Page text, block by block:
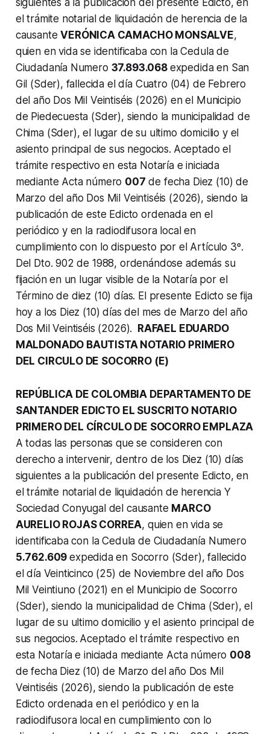
el trámite notarial de liquidación de herencia de la
causanteVERÓNICA CAMACHO MONSALVE,
quien en vida se identificaba con la Cedula de
Ciudadanía Numero 37.893.068 expedida en San
Gil (Sder), fallecida el día Cuatro (04) de Febrero
del año Dos Mil Veintiséis (2026) en el Municipio
de Piedecuesta (Sder), siendo la municipalidad de
Chima (Sder), el lugar de su ultimo domicilio y el
asiento principal de sus negocios. Aceptado el
trámite respectivo en esta Notaría e iniciada
mediante Acta número 007 de fecha Diez (10) de
Marzo del año Dos Mil Veintiséis (2026), siendo la
publicación de este Edicto ordenada en el
periódico y en la radiodifusora local en
cumplimiento con lo dispuesto por el Artículo 3º.
Del Dto. 902 de 1988, ordenándose además su
fijación en un lugar visible de la Notaría por el
Término de diez (10) días. El presente Edicto se fija
hoy a los Diez (10) días del mes de Marzo del año
Dos Mil Veintiséis (2026). RAFAEL EDUARDO
MALDONADO BAUTISTA NOTARIO PRIMERO
DEL CIRCULO DE SOCORRO (E)
REPÚBLICA DE COLOMBIA DEPARTAMENTO DE
SANTANDER EDICTO EL SUSCRITO NOTARIO
PRIMERO DEL CÍRCULO DE SOCORRO EMPLAZA
A todas las personas que se consideren con
derecho a intervenir, dentro de los Diez (10) días
siguientes a la publicación del presente Edicto, en
el trámite notarial de liquidación de herencia Y
Sociedad Conyugal del causante MARCO
AURELIO ROJAS CORREA, quien en vida se
identificaba con la Cedula de Ciudadanía Numero
5.762.609expedida en Socorro (Sder), fallecido
el día Veinticinco (25) de Noviembre del año Dos
Mil Veintiuno (2021) en el Municipio de Socorro
(Sder), siendo la municipalidad de Chima (Sder), el
lugar de su ultimo domicilio y el asiento principal de
sus negocios. Aceptado el trámite respectivo en
esta Notaría e iniciada mediante Acta número 008
de fecha Diez (10) de Marzo del año Dos Mil
Veintiséis (2026), siendo la publicación de este
Edicto ordenada en el periódico y en la
radiodifusora local en cumplimiento con lo